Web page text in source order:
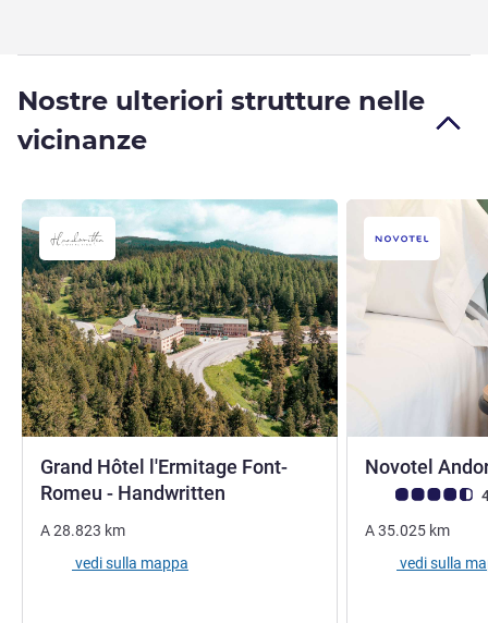
Nostre ulteriori strutture nelle
vicinanze
Grand Hôtel l'Ermitage Font-
Romeu - Handwritten
A28.823 km
vedi sulla mappa
Novotel
Giudizio clienti
A35.025 km
vedi sulla